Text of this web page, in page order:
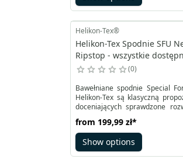
Helikon-Tex®
Helikon-Tex Spodnie SFU
Ripstop - wszystkie
0
Bawełniane spodnie Special
Helikon-Tex są klasyczną
doceniających sprawdzone
Tkanina w 100% bawełniana
tworzy anatomiczne spodnie o
strefą kolan, pośladków oraz
sprostać stawianym wymaganiom.
from 199,99 zł*
Show options